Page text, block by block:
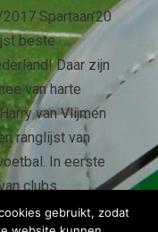
Spartaan’20
beste
Daar zijn
van harte
van Vlijmen
ranglijst van
In eerste
clubs…
gebruikt, zodat